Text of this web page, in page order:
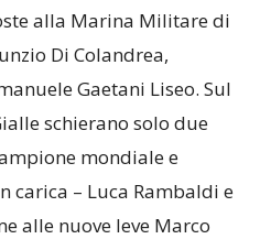
alla Marina Militare di
Di Colandrea,
Gaetani Liseo. Sul
schierano solo due
mondiale e
carica – Luca Rambaldi e
alle nuove leve Marco